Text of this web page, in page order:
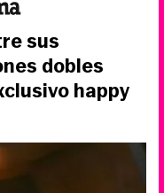
sus
dobles
happy